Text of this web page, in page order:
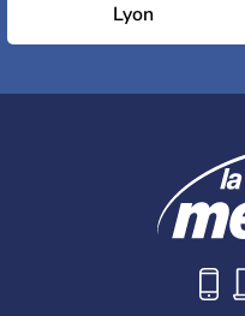
Lyon